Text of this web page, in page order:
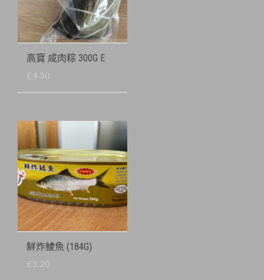
高寶 咸肉粽 300G E
£4.50
鮮炸鯪魚 (184G)
£ 3.20